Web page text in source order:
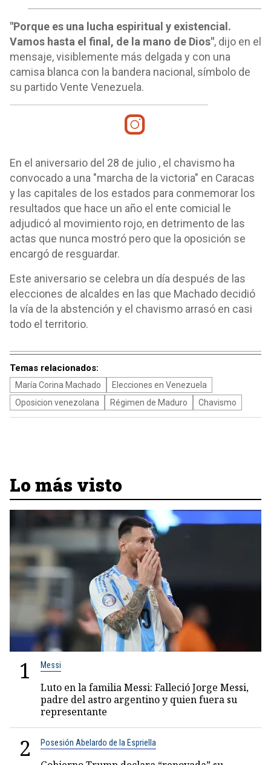
"Porque es una lucha espiritual y existencial.
Vamos hasta el final, de la mano de Dios", dijo en el
mensaje, visiblemente más delgada y con una
camisa blanca con la bandera nacional, símbolo de
su partido Vente Venezuela.
En el aniversario del 28 de julio , el chavismo ha
convocado a una "marcha de la victoria" en Caracas
y las capitales de los estados para conmemorar los
resultados que hace un año el ente comicial le
adjudicó al movimiento rojo, en detrimento de las
actas que nunca mostró pero que la oposición se
encargó de resguardar.
Este aniversario se celebra un día después de las
elecciones de alcaldes en las que Machado decidió
la vía de la abstención y el chavismo arrasó en casi
todo el territorio.
Temas relacionados:
María Corina Machado
Elecciones en Venezuela
Oposicion venezolana
Régimen de Maduro Chavismo
Lo más visto
1 Messi
Luto en la familia Messi: Falleció Jorge Messi,
padre del astro argentino y quien fuera su
representante
2 Posesión Abelardo de la Espriella